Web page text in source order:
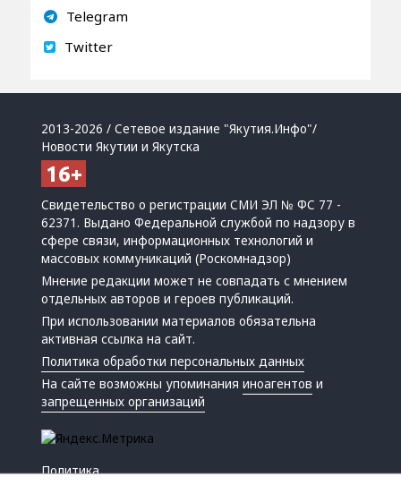
Telegram
Twitter
2013-2026 / Сетевое издание "Якутия.Инфо"/
Новости Якутии и Якутска
Свидетельство о регистрации СМИ ЭЛ № ФС 77 -
62371. Выдано Федеральной службой по надзору в
сфере связи, информационных технологий и
массовых коммуникаций (Роскомнадзор)
Мнение редакции может не совпадать с мнением
отдельных авторов и героев публикаций.
При использовании материалов обязательна
активная ссылка на сайт.
Политика обработки персональных данных
На сайте возможны упоминанияиноагентов и
запрещенных организаций
Политика